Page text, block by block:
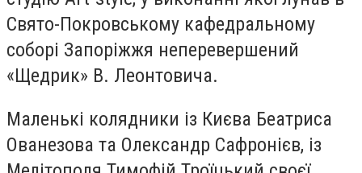
Свято-Покровському кафедральному
соборі Запоріжжя неперевершений
«Щедрик» В. Леонтовича.
Маленькі колядники із Києва Беатриса
Ованезова та Олександр Сафронієв, із